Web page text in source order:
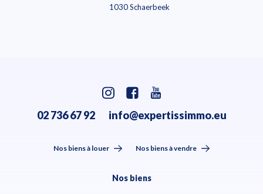
1030 Schaerbeek
02 736 67 92 info@expertissimmo.eu
Nos biens à louer Nos biens à vendre
Nos biens